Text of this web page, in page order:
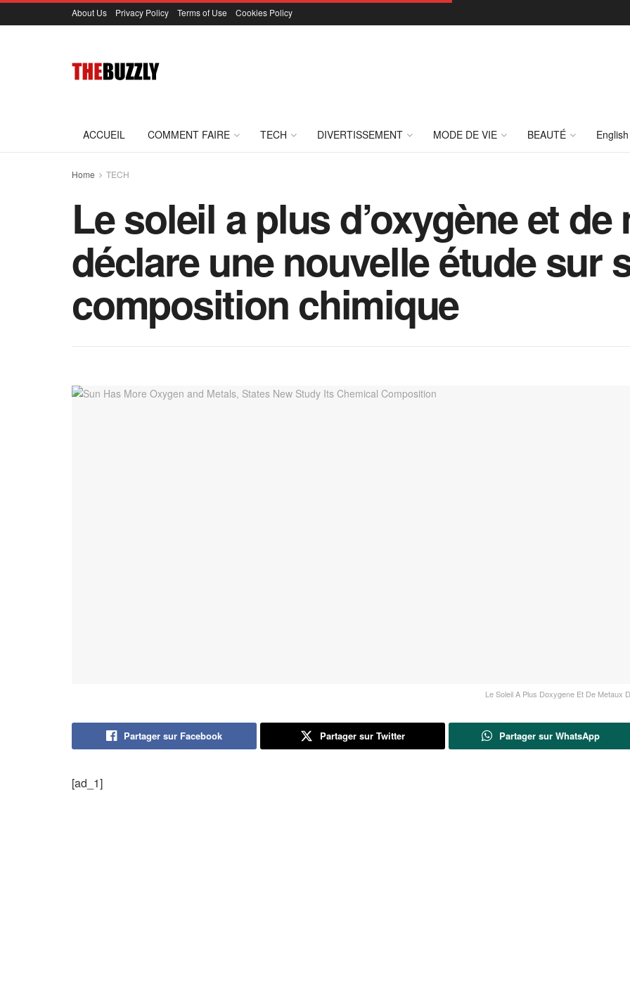
About Us Privacy Policy Terms of Use Cookies Policy
ACCUEIL COMMENT FAIRE TECH DIVERTISSEMENT MODE DE VIE BEAUTÉ
Home TECH
Le soleil a plus d’oxygène et de
déclare une nouvelle étude sur
composition chimique
Le Soleil A Plus Doxygene Et De Metaux
Partager sur Facebook Partager sur Twitter Partager sur WhatsApp
[ad_1]